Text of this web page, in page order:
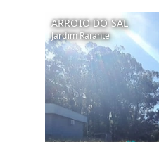
ARROIO DO SAL
Jardim Raiante